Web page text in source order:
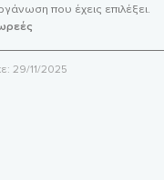
που έχεις επιλέξει.
29/11/2025